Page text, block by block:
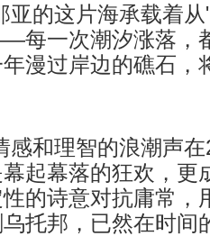
这片海承载着从"
每一次潮汐涨落，
漫过岸边的礁石，
理智的浪潮声在
幕起幕落的狂欢，
性的诗意对抗庸常
托邦，已然在时间